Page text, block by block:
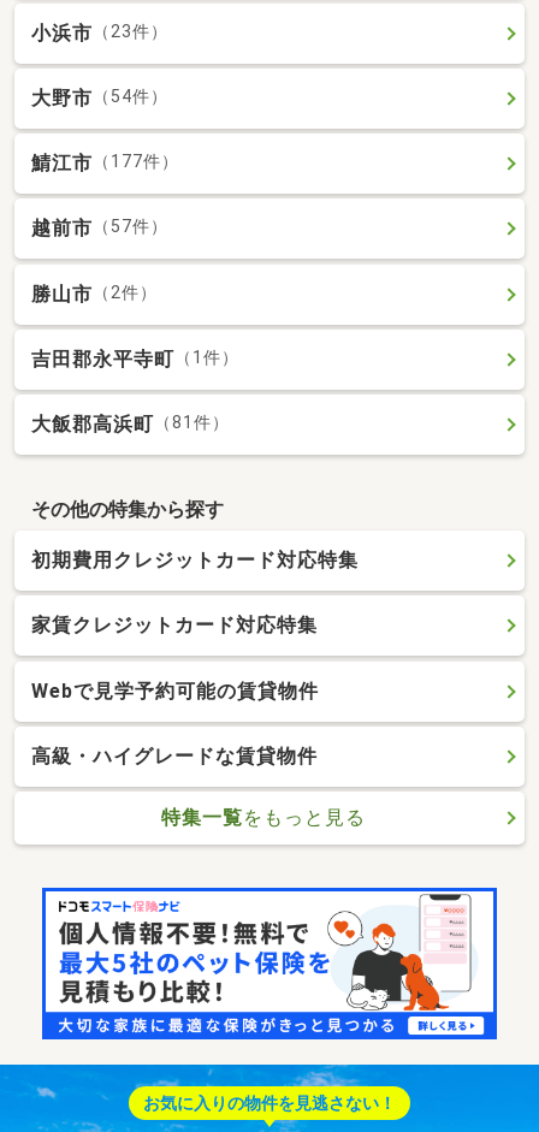
小浜市 （23件）
大野市 （54件）
鯖江市 （177件）
越前市 （57件）
勝山市 （2件）
吉田郡永平寺町 （1件）
大飯郡高浜町 （81件）
その他の特集から探す
初期費用クレジットカード対応特集
家賃クレジットカード対応特集
Webで見学予約可能の賃貸物件
高級・ハイグレードな賃貸物件
特集一覧をもっと見る
お気に入りの物件を見逃さない！